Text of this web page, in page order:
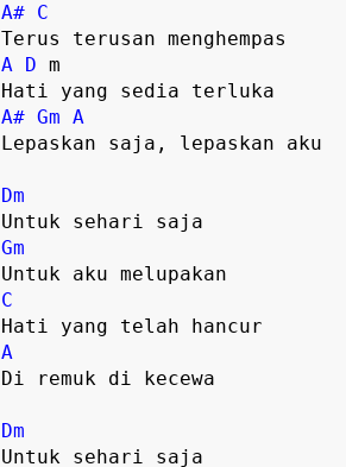
A# C
A
D m
A# Gm A
Lepaskan saja, lepaskan aku
Dm
Gm
C
A
Di remuk di kecewa
Dm